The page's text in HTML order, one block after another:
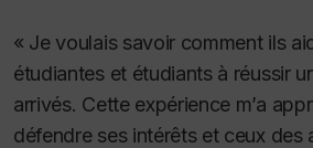
« Je voulais savoir comment ils
étudiantes et étudiants à réussir
arrivés. Cette expérience m’a
défendre ses intérêts et ceux des